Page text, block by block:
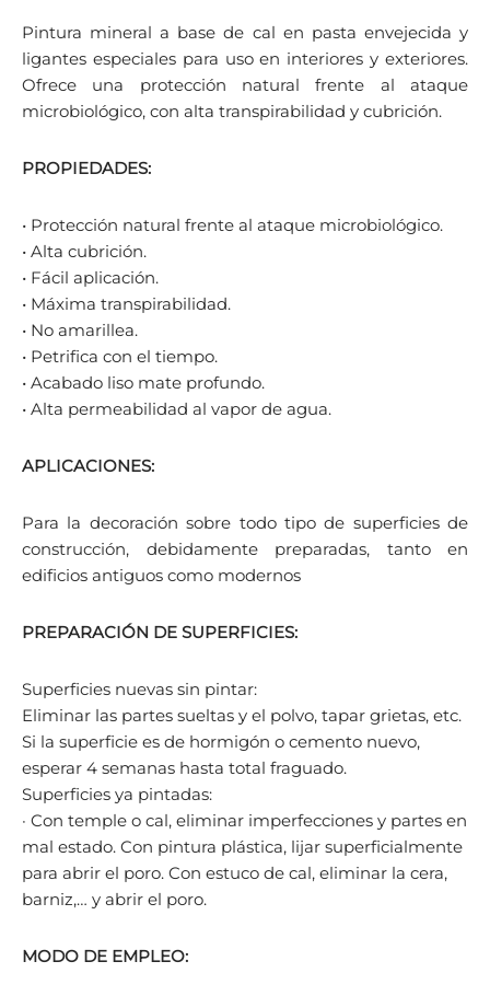
Pintura mineral a base de cal en pasta envejecida y
ligantes especiales para uso en interiores y exteriores.
Ofrece una protección natural frente al ataque
microbiológico, con alta transpirabilidad y cubrición.
PROPIEDADES:
• Protección natural frente al ataque microbiológico.
• Alta cubrición.
• Fácil aplicación.
• Máxima transpirabilidad.
• No amarillea.
• Petrifica con el tiempo.
• Acabado liso mate profundo.
• Alta permeabilidad al vapor de agua.
APLICACIONES:
Para la decoración sobre todo tipo de superficies de
construcción, debidamente preparadas, tanto en
edificios antiguos como modernos
PREPARACIÓN DE SUPERFICIES:
Superficies nuevas sin pintar:
Eliminar las partes sueltas y el polvo, tapar grietas, etc.
Si la superficie es de hormigón o cemento nuevo,
esperar 4 semanas hasta total fraguado.
Superficies ya pintadas:
· Con temple o cal, eliminar imperfecciones y partes en
mal estado. Con pintura plástica, lijar superficialmente
para abrir el poro. Con estuco de cal, eliminar la cera,
barniz,… y abrir el poro.
MODO DE EMPLEO: